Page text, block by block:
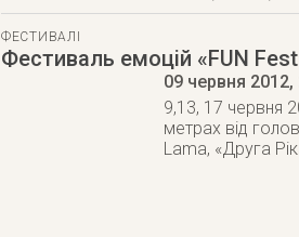
ФЕСТИВАЛІ
Фестиваль емоцій «FUN
09 червня 2012,
9,13, 17 червня
метрах від
Lama, «Друга